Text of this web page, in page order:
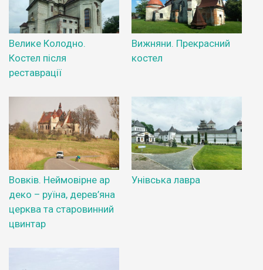
Велике Колодно.
Костел після
реставрації
Вижняни. Прекрасний
костел
Вовків. Неймовірне ар
деко – руїна, дерев’яна
церква та старовинний
цвинтар
Унівська лавра